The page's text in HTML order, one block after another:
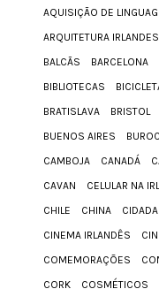
AQUISIÇÃO DE
ARQUITETURA
BALCÃS
BARCELONA
BIBLIOTECAS
BRATISLAVA
BRISTOL
BUENOS AIRES
CAMBOJA
CANADÁ
CAVAN
CELULAR NA
CHILE
CHINA
CINEMA IRLANDÊS
COMEMORAÇÕES
CORK
COSMÉTICOS